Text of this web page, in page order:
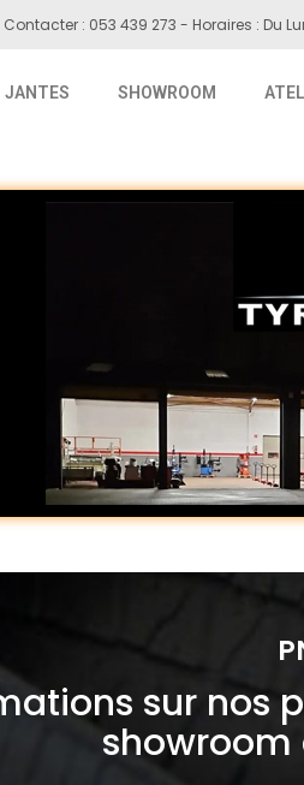
Contacter : 053 439 273 - Horaires : Du
JANTES SHOWROOM
sur nos
showroom